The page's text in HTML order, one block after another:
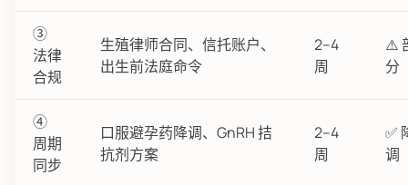
③
法律
合规
生殖律师合同、信托账户、
出生前法庭命令
2–4
周
⚠️
分
④
周期
同步
口服避孕药降调、GnRH 拮
抗剂方案
2–4
周
✅
调